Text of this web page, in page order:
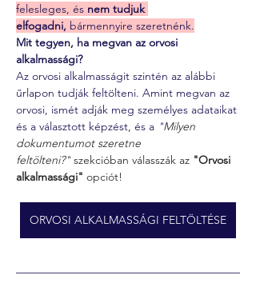
felesleges, és nem tudjuk
elfogadni, bármennyire szeretnénk.
Mit tegyen, ha megvan az orvosi
alkalmassági?
Az orvosi alkalmasságit szintén az alábbi
űrlapon tudják feltölteni. Amint megvan az
orvosi, ismét adják meg személyes adataikat
és a választott képzést, és a "Milyen
dokumentumot szeretne
feltölteni?" szekcióban válasszák az "Orvosi
alkalmassági" opciót!
ORVOSI ALKALMASSÁGI FELTÖLTÉSE